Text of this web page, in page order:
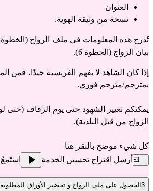
العنوان
نسخة من وثيقة الهوية.
بيان الزواج (الخطوة 6).
بمترجم/مترجم فوري.
الزواج من قبل البلدية).
كل شيء موضح بالنقر هنا
أرسل اقتراح تحسين الخدمة
استَمعُ
3 الحصول على ملف الزواج و تحضير الأوراق المطلوبة